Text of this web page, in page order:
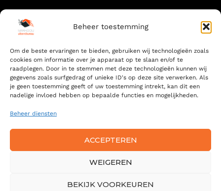
Beheer toestemming
Om de beste ervaringen te bieden, gebruiken wij technologieën zoals
cookies om informatie over je apparaat op te slaan en/of te
raadplegen. Door in te stemmen met deze technologieën kunnen wij
gegevens zoals surfgedrag of unieke ID's op deze site verwerken. Als
je geen toestemming geeft of uw toestemming intrekt, kan dit een
nadelige invloed hebben op bepaalde functies en mogelijkheden.
Beheer diensten
ACCEPTEREN
WEIGEREN
BEKIJK VOORKEUREN
Socials
Zoeken
FOR:
VOORWAARDEN-PRIVACYVERKLARING